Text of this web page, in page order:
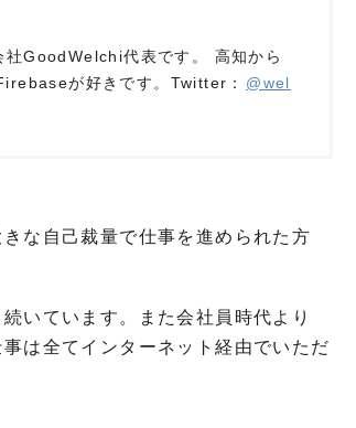
社GoodWelchi代表です。 高知から
が好きです。Twitter：
@wel
な自己裁量で仕事を進められた方
いています。また会社員時代より
は全てインターネット経由でいただ